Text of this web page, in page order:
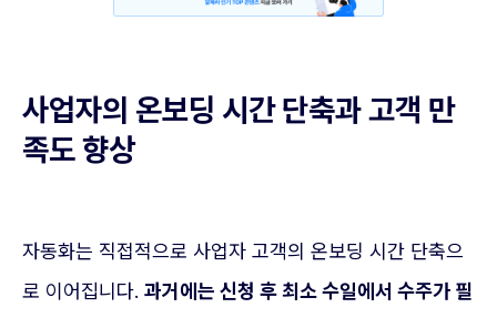
사업자의 온보딩 시간 단축과 고객 만
족도 향상
자동화는 직접적으로 사업자 고객의 온보딩 시간 단축으
로 이어집니다. 과거에는 신청 후 최소 수일에서 수주가 필